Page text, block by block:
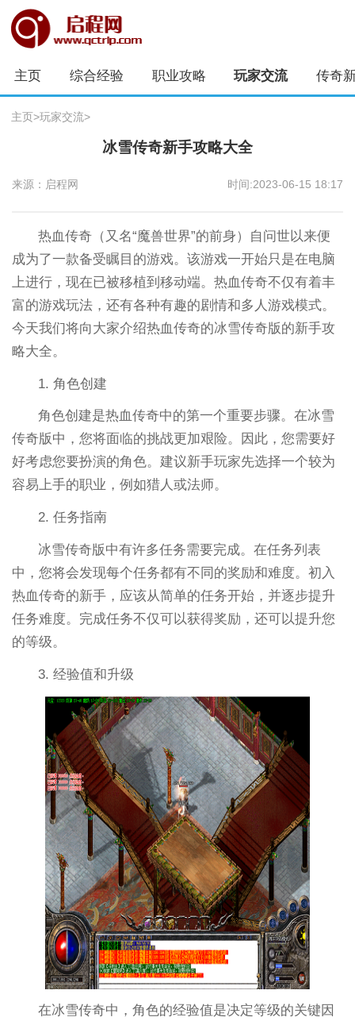
主页 综合经验 职业攻略 玩家交流 传奇
主页>玩家交流>
冰雪传奇新手攻略大全
来源：启程网 时间:2023-06-15 18:17
热血传奇（又名“魔兽世界”的前身）自问世以来便
成为了一款备受瞩目的游戏。该游戏一开始只是在电脑
上进行，现在已被移植到移动端。热血传奇不仅有着丰
富的游戏玩法，还有各种有趣的剧情和多人游戏模式。
今天我们将向大家介绍热血传奇的冰雪传奇版的新手攻
略大全。
1. 角色创建
角色创建是热血传奇中的第一个重要步骤。在冰雪
传奇版中，您将面临的挑战更加艰险。因此，您需要好
好考虑您要扮演的角色。建议新手玩家先选择一个较为
容易上手的职业，例如猎人或法师。
2. 任务指南
冰雪传奇版中有许多任务需要完成。在任务列表
中，您将会发现每个任务都有不同的奖励和难度。初入
热血传奇的新手，应该从简单的任务开始，并逐步提升
任务难度。完成任务不仅可以获得奖励，还可以提升您
的等级。
3. 经验值和升级
在冰雪传奇中，角色的经验值是决定等级的关键因